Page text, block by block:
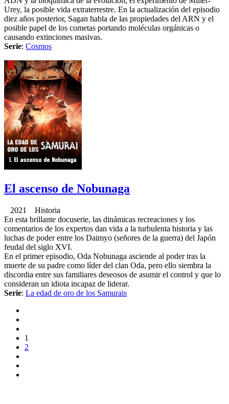
Urey, la posible vida extraterrestre. En la actualización del episodio
diez años posterior, Sagan habla de las propiedades del ARN y el
posible papel de los cometas portando moléculas orgánicas o
causando extinciones masivas.
Serie: Cosmos
El ascenso de Nobunaga
2021 Historia
En esta brillante docuserie, las dinámicas recreaciones y los
comentarios de los expertos dan vida a la turbulenta historia y las
luchas de poder entre los Daimyo (señores de la guerra) del Japón
feudal del siglo XVI.
En el primer episodio, Oda Nobunaga asciende al poder tras la
muerte de su padre como líder del clan Oda, pero ello siembra la
discordia entre sus familiares deseosos de asumir el control y que lo
consideran un idiota incapaz de liderar.
Serie: La edad de oro de los Samurais
1
2